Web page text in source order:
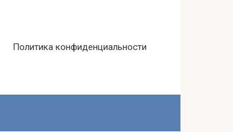
Политика конфиденциальности